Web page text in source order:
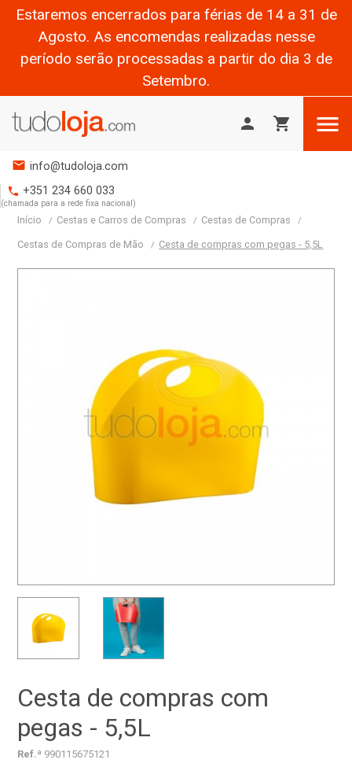
Estaremos encerrados para férias de 14 a 31 de
Agosto. As encomendas realizadas nesse
período serão processadas a partir do dia 3 de
Setembro.
person shopping_cart 
mail info@tudoloja.com
phone +351 234 660 033
(chamada para a rede fixa nacional)
Início Cestas e Carros de Compras Cestas de Compras
Cestas de Compras de Mão Cesta de compras com pegas - 5,5L
Cesta de compras com
pegas - 5,5L
Ref.ª 990115675121